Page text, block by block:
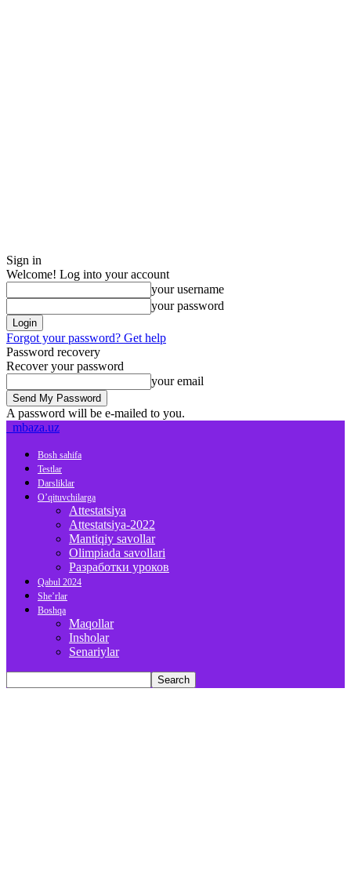
Sign in
Welcome! Log into your account
your username
your password
Forgot your password? Get help
Password recovery
Recover your password
your email
A password will be e-mailed to you.
mbaza.uz
Bosh sahifa
Testlar
Darsliklar
O’qituvchilarga
Attestatsiya
Attestatsiya-2022
Mantiqiy savollar
Olimpiada savollari
Разработки уроков
Qabul 2024
She’rlar
Boshqa
Maqollar
Insholar
Senariylar